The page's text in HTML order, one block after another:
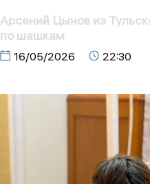
Арсений Цынов из
по шашкам
16/05/2026 22:30